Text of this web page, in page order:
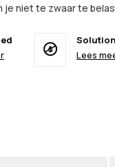
niet te zwaar te
Lees